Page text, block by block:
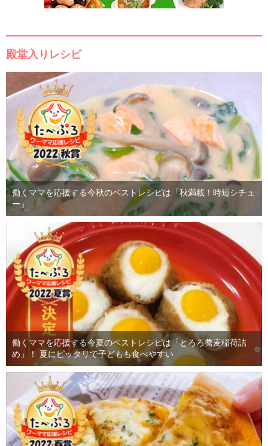
殿堂入りレシピ
働くママを応援する今秋のベストレシピは「秋満載！時短シチュ
ー」
働くママを応援する今夏のベストレシピは「とろろ蕎麦稲荷詰
め」！ 夏にピッタリで子どもも食べやすい